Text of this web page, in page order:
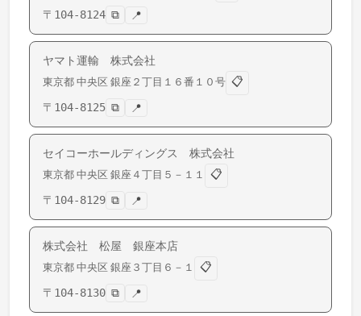
〒 104-8124 ⧉ 📍
ヤマト運輸 株式会社
東京都 中央区 銀座 ２丁目１６番１０号 📋
〒 104-8125 ⧉ 📍
セイコーホールディングス 株式会社
東京都 中央区 銀座 ４丁目５－１１
📋
〒 104-8129 ⧉ 📍
株式会社 松屋 銀座本店
東京都 中央区 銀座 ３丁目６－１
📋
〒 104-8130 ⧉ 📍